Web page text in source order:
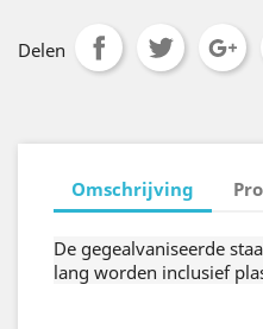
Delen
Omschrijving
De gegealvaniseerde
lang worden inclusief